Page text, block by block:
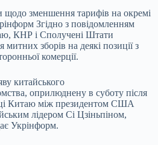
зменшення тарифів на окремі
Згідно з повідомленням
КНР і Сполучені Штати
зборів на деякі позиції з
комерції.
китайського
оприлюднену в суботу після
Китаю між президентом США
лідером Сі Цзіньпіном,
Укрінформ.